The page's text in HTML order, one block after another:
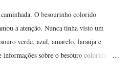
O besourinho colorido
a atenção. Nunca tinha visto um
verde, azul, amarelo, laranja e
sobre o besouro colorido e a